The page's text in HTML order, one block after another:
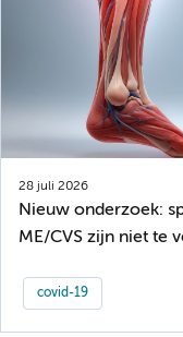
28 juli 2026
Nieuw onderzoek:
ME/CVS zijn niet te
covid-19